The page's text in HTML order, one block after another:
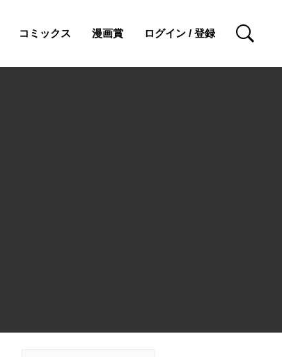
コミックス 漫画賞 ログイン / 登録 検索